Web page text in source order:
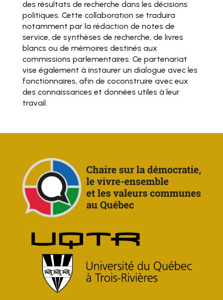
des résultats de recherche dans les décisions
politiques. Cette collaboration se traduira
notamment par la rédaction de notes de
service, de synthèses de recherche, de livres
blancs ou de mémoires destinés aux
commissions parlementaires. Ce partenariat
vise également à instaurer un dialogue avec les
fonctionnaires, afin de coconstruire avec eux
des connaissances et données utiles à leur
travail.